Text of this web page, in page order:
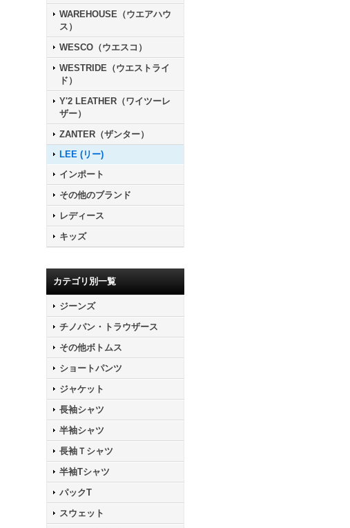
WAREHOUSE（ウエアハウ
ス）
WESCO（ウエスコ）
WESTRIDE（ウエストライ
ド）
Y'2 LEATHER（ワイツーレ
ザー）
ZANTER（ザンター）
LEE (リー)
インポート
その他のブランド
レディース
キッズ
カテゴリ別一覧
ジーンズ
チノパン・トラウザース
その他ボトムス
ショートパンツ
ジャケット
長袖シャツ
半袖シャツ
長袖Ｔシャツ
半袖Tシャツ
パックT
スウェット